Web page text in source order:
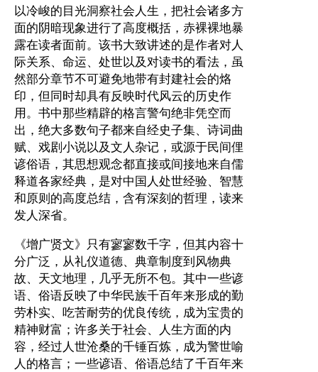
以冷峻的目光洞察社会人生，把社会诸多方
面的阴暗现象进行了高度概括，赤裸裸地暴
露在读者面前。该书大致讲述的是作者对人
际关系、命运、处世以及对读书的看法，虽
然部分章节不可避免地带有封建社会的烙
印，但同时却具有反映时代风云的历史作
用。书中那些精辟的格言警句绝非凭空而
出，绝大多数句子都来自经史子集、诗词曲
赋、戏剧小说以及文人杂记，或源于民间俚
谚俗语，其思想观念都直接或间接地来自儒
释道各家经典，是对中国人处世经验、智慧
和原则的高度总结，含有深刻的哲理，读来
发人深省。
《增广贤文》只有寥寥数千字，但其内容十
分广泛，从礼仪道德、典章制度到风物典
故、天文地理，几乎无所不包。其中一些谚
语、俗语反映了中华民族千百年来形成的勤
劳朴实、吃苦耐劳的优良传统，成为宝贵的
精神财富；许多关于社会、人生方面的内
容，经过人世沧桑的千锤百炼，成为警世喻
人的格言；一些谚语、俗语总结了千百年来